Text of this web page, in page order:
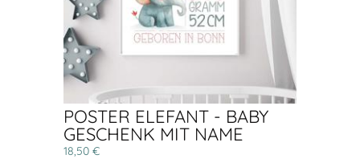
POSTER ELEFANT - BABY
GESCHENK MIT NAME
18,50 €